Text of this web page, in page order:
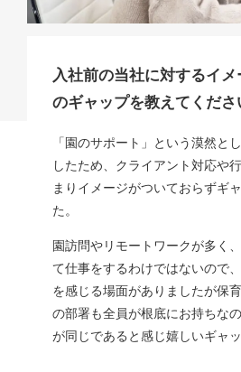
入社前の当社に対するイ
のギャップを教えてくださ
「園のサポート」という漠然と
したため、クライアント対応や
まりイメージがついておらずギ
た。
園訪問やリモートワークが多く
て仕事をするわけではないので
を感じる場面がありましたが保
の部署も全員が根底にお持ちな
が同じであると感じ嬉しいギャ